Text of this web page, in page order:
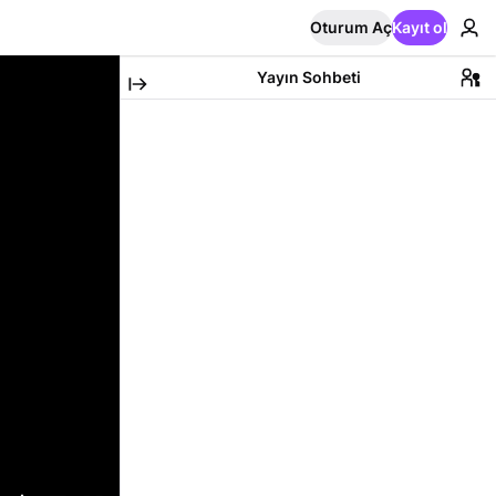
Oturum AçKayıt ol
Yayın Sohbeti